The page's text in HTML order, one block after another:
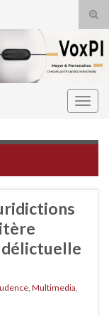
Multimedia